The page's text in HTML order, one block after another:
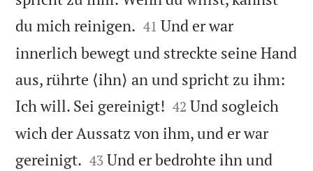
du mich reinigen. 

41 Und er war
innerlich bewegt und streckte seine Hand
aus, rührte ⟨ihn⟩ an und spricht zu ihm:
Ich will. Sei gereinigt! 

42 Und sogleich
wich der Aussatz von ihm, und er war
gereinigt. 

43 Und er bedrohte ihn und